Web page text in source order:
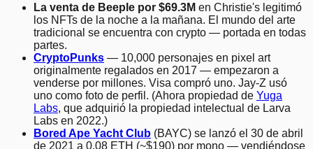
La venta de Beeple por $69.3M en Christie's legitimó
los NFTs de la noche a la mañana. El mundo del arte
tradicional se encuentra con crypto — portada en todas
partes.
CryptoPunks — 10,000 personajes en pixel art
originalmente regalados en 2017 — empezaron a
venderse por millones. Visa compró uno. Jay-Z usó
uno como foto de perfil. (Ahora propiedad de Yuga
Labs, que adquirió la propiedad intelectual de Larva
Labs en 2022.)
Bored Ape Yacht Club (BAYC) se lanzó el 30 de abril
de 2021 a 0.08 ETH (~$190) por mono — vendiéndose